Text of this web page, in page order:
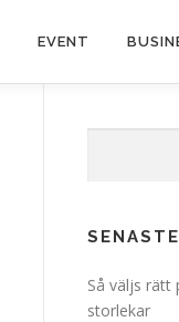
EVENT
Så väljs rätt
storlekar